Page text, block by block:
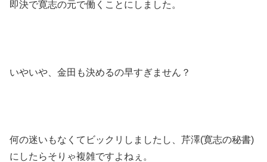
即決で寛志の元で働くことにしました。
いやいや、金田も決めるの早すぎません？
何の迷いもなくてビックリしましたし、芹澤(寛志の秘書)
にしたらそりゃ複雑ですよねぇ。